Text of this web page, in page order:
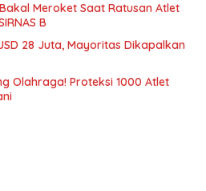
Meroket Saat Ratusan Atlet
B
28 Juta, Mayoritas Dikapalkan
Olahraga! Proteksi 1000 Atlet